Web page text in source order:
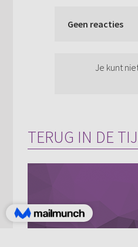
Geen reacties
Je kunt
TERUG IN DE